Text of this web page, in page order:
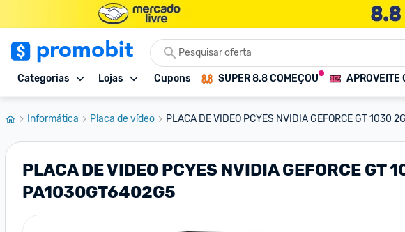
Categorias Lojas Cupons SUPER 8.8 COMEÇOU APROVEITE
Informática Placa de vídeo PLACA DE VIDEO PCYES NVIDIA GEFORCE GT 1030
PLACA DE VIDEO PCYES NVIDIA GEFORCE GT
PA1030GT6402G5